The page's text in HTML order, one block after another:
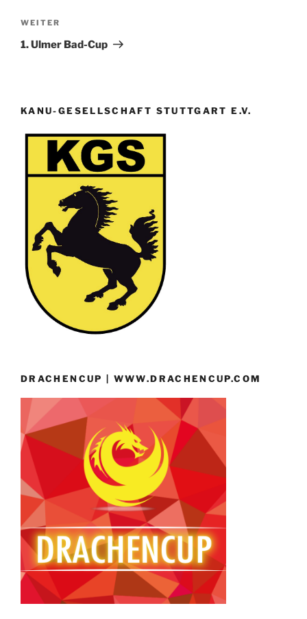
Nächster
Beitrag
WEITER
1. Ulmer Bad-Cup
KANU-GESELLSCHAFT STUTTGART E.V.
DRACHENCUP | WWW.DRACHENCUP.COM